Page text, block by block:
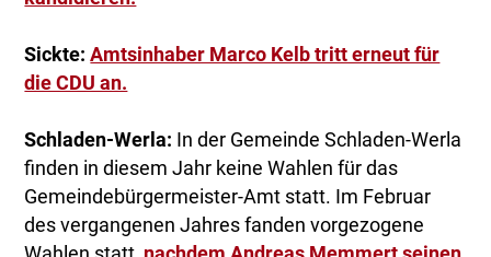
Sickte: Amtsinhaber Marco Kelb tritt erneut für
die CDU an.
Schladen-Werla: In der Gemeinde Schladen-Werla
finden in diesem Jahr keine Wahlen für das
Gemeindebürgermeister-Amt statt. Im Februar
des vergangenen Jahres fanden vorgezogene